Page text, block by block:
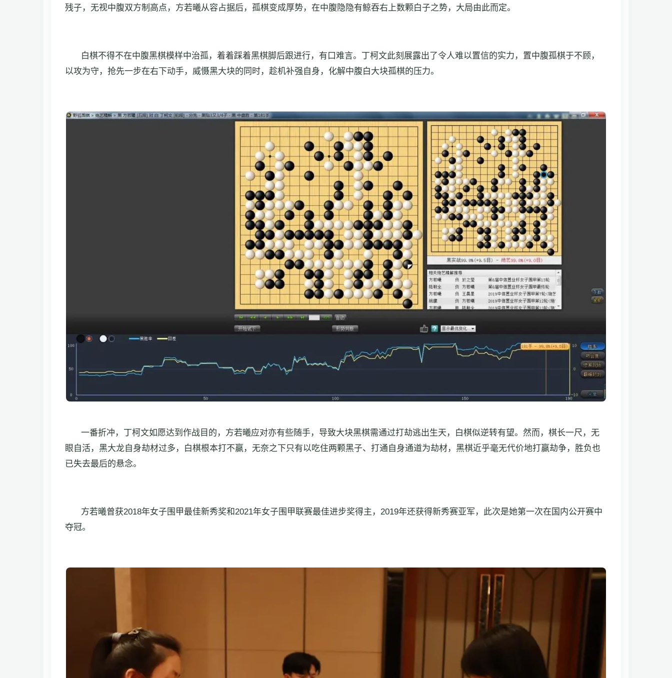
残子，无视中腹双方制高点，方若曦从容占据后，孤棋变成厚势，在中腹隐隐有鲸吞右上数颗白子之势，大局由此而定。
白棋不得不在中腹黑棋模样中治孤，着着踩着黑棋脚后跟进行，有口难言。丁柯文此刻展露出了令人难以置信的实力，置中腹孤棋于不顾，
以攻为守，抢先一步在右下动手，威慑黑大块的同时，趁机补强自身，化解中腹白大块孤棋的压力。
一番折冲，丁柯文如愿达到作战目的，方若曦应对亦有些随手，导致大块黑棋需通过打劫逃出生天，白棋似逆转有望。然而，棋长一尺，无
眼自活，黑大龙自身劫材过多，白棋根本打不赢，无奈之下只有以吃住两颗黑子、打通自身通道为劫材，黑棋近乎毫无代价地打赢劫争，胜负也
已失去最后的悬念。
方若曦曾获2018年女子围甲最佳新秀奖和2021年女子围甲联赛最佳进步奖得主，2019年还获得新秀赛亚军，此次是她第一次在国内公开赛中
夺冠。